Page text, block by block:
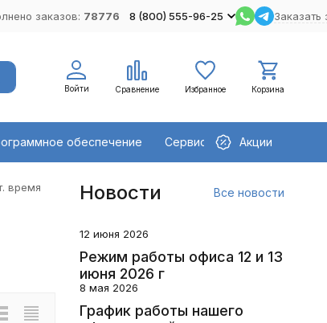
заказов: 78776 8 (800) 555-96-25 Заказать
Войти Сравнение Избранное Корзина
обеспечение Сервисное оборудование
Акции
время Новости Все новости
12 июня 2026
Режим работы офиса 12 и 13
июня 2026 г
8 мая 2026
График работы нашего